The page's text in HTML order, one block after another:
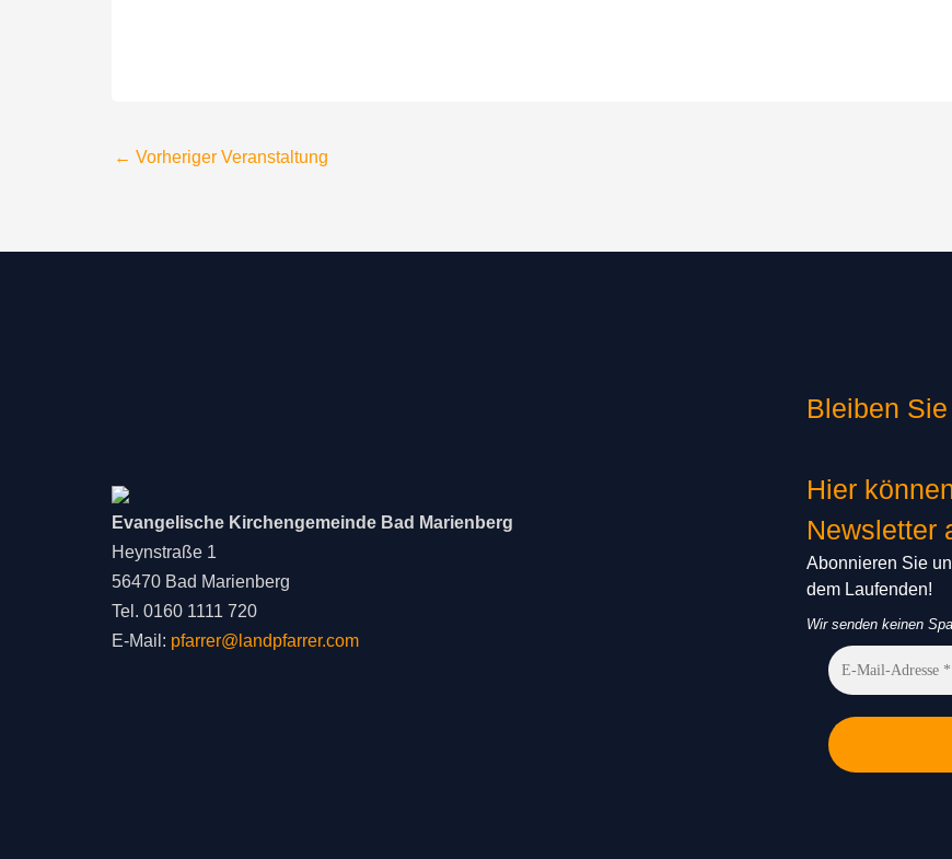
← Vorheriger Veranstaltung
Evangelische Kirchengemeinde Bad Marienberg
Heynstraße 1
56470 Bad Marienberg
Tel. 0160 1111 720
E-Mail: pfarrer@landpfarrer.com
Bleiben
Hier
Newsletter
Abonnieren Sie
dem Laufenden!
Wir senden keinen